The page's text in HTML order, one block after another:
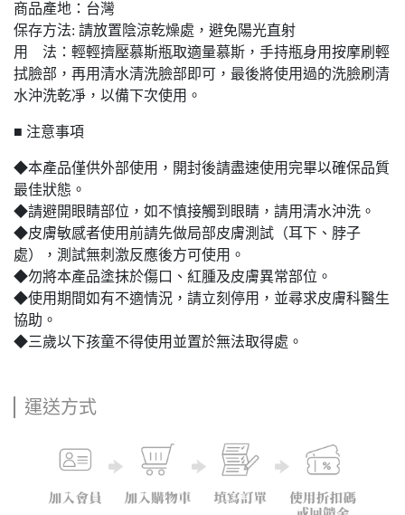
商品產地：台灣
保存方法: 請放置陰涼乾燥處，避免陽光直射
用 法：輕輕擠壓慕斯瓶取適量慕斯，手持瓶身用按摩刷輕
拭臉部，再用清水清洗臉部即可，最後將使用過的洗臉刷清
水沖洗乾凈，以備下次使用。
■ 注意事項
◆本產品僅供外部使用，開封後請盡速使用完畢以確保品質
最佳狀態。
◆請避開眼睛部位，如不慎接觸到眼睛，請用清水沖洗。
◆皮膚敏感者使用前請先做局部皮膚測試（耳下、脖子
處），測試無刺激反應後方可使用。
◆勿將本產品塗抹於傷口、紅腫及皮膚異常部位。
◆使用期間如有不適情況，請立刻停用，並尋求皮膚科醫生
協助。
◆三歲以下孩童不得使用並置於無法取得處。
運送方式